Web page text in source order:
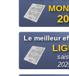
Le meilleur